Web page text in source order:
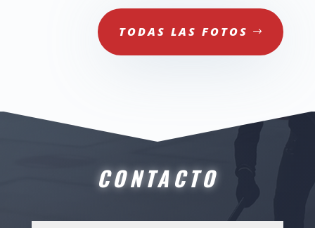
TODAS LAS FOTOS
CONTACTO